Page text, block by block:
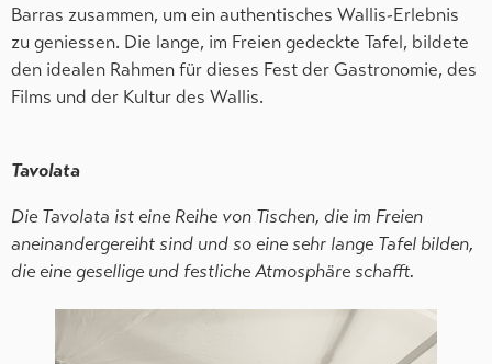
Barras zusammen, um ein authentisches Wallis-Erlebnis
zu geniessen. Die lange, im Freien gedeckte Tafel, bildete
den idealen Rahmen für dieses Fest der Gastronomie, des
Films und der Kultur des Wallis.
Tavolata
Die Tavolata ist eine Reihe von Tischen, die im Freien
aneinandergereiht sind und so eine sehr lange Tafel bilden,
die eine gesellige und festliche Atmosphäre schafft.